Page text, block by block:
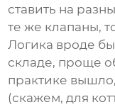
ставить на
те же клапаны,
Логика вроде
складе, проще
практике
(скажем, для